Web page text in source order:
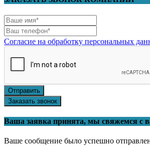
Согласие на обработку персональных
Отправить
Заказать звонок
Ваша заявка принята, мы свяжемся с
Ваше сообщение было успешно